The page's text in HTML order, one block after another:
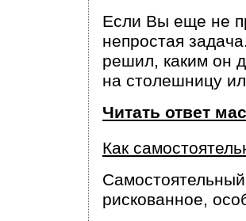
Если Вы еще не
непростая
решил, каким он
на столешницу
Читать ответ
Как
рискованное,